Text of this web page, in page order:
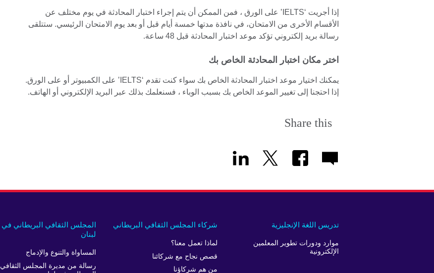
إذا أجريت ‘IELTS’ على الورق ، فمن الممكن أن يتم إجراء اختبار المحادثة في يوم مختلف عن
الأقسام الأخرى من الامتحان، في نافذة مدتها خمسة أيام قبل أو بعد يوم الامتحان الرئيسي. ستتلقى
رسالة بريد إلكتروني تؤكد موعد اختبار المحادثة قبل 48 ساعة.
اختر مكان اختبار المحادثة الخاص بك
يمكنك اختيار موعد اختبار المحادثة الخاص بك سواء كنت تقدم ‘IELTS’ على الكمبيوتر أو على الورق.
إذا احتجنا إلى تغيير الموعد الخاص بك بسبب الوباء ، فسنعلمك بذلك عبر البريد الإلكتروني أو الهاتف.
Share this
المجلس الثقافي البريطاني في
لبنان
المساواة والتنوع والإدماج
رسالة من مديرة المجلس الثقافي
شركاء المجلس الثقافي البريطاني
لماذا تعمل معنا؟
قصص نجاح مع شركائنا
من هم شركاؤنا
تدريس اللغة الإنجليزية
موارد ودورات تطوير المعلمين
الإلكترونية